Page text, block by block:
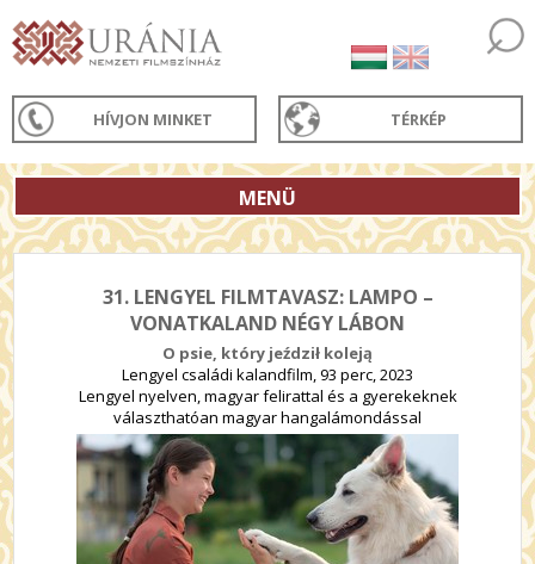
HÍVJON MINKET TÉRKÉP
MENÜ
31. LENGYEL FILMTAVASZ: LAMPO –
VONATKALAND NÉGY LÁBON
O psie, który jeździł koleją
Lengyel családi kalandfilm, 93 perc, 2023
Lengyel nyelven, magyar felirattal és a gyerekeknek
választhatóan magyar hangalámondással